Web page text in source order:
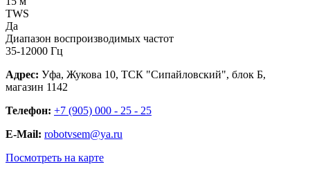
TWS
Да
Диапазон воспроизводимых частот
35-12000 Гц
Адрес: Уфа, Жукова 10, ТСК "Сипайловский", блок Б,
магазин 1142
Телефон: +7 (905) 000 - 25 - 25
E-Mail: robotvsem@ya.ru
Посмотреть на карте